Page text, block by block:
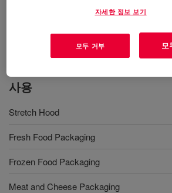
strength and sealability for blown film
applications such as diapers,
foods, liquid foods, and fresh foods​​​​
사용
Stretch Hood
Fresh Food Packaging
Frozen Food Packaging
Meat and Cheese Packaging
자세한 정보 보기
모두 거부 모